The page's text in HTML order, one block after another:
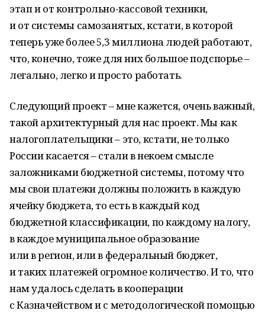
этап и от контрольно-кассовой техники,
и от системы самозанятых, кстати, в которой
теперь уже более 5,3 миллиона людей работают,
что, конечно, тоже для них большое подспорье –
легально, легко и просто работать.
Следующий проект – мне кажется, очень важный,
такой архитектурный для нас проект. Мы как
налогоплательщики – это, кстати, не только
России касается – стали в некоем смысле
заложниками бюджетной системы, потому что
мы свои платежи должны положить в каждую
ячейку бюджета, то есть в каждый код
бюджетной классификации, по каждому налогу,
в каждое муниципальное образование
или в регион, или в федеральный бюджет,
и таких платежей огромное количество. И то, что
нам удалось сделать в кооперации
с Казначейством и с методологической помощью